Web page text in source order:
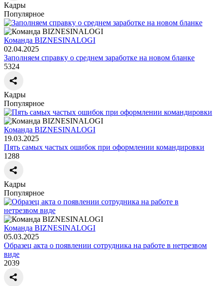
Кадры
Популярное
Команда BIZNESINALOGI
02.04.2025
Заполняем справку о среднем заработке на новом бланке
5324
Кадры
Популярное
Команда BIZNESINALOGI
19.03.2025
Пять самых частых ошибок при оформлении командировки
1288
Кадры
Популярное
Команда BIZNESINALOGI
05.03.2025
Образец акта о появлении сотрудника на работе в нетрезвом
виде
2039